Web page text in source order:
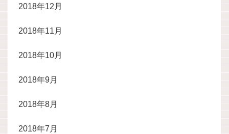
2018年12月
2018年11月
2018年10月
2018年9月
2018年8月
2018年7月